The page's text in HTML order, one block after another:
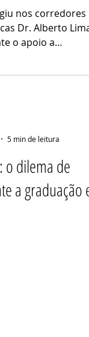
nos corredores
Dr. Alberto Lima
o apoio a
5 min de leitura
o dilema de
a graduação e